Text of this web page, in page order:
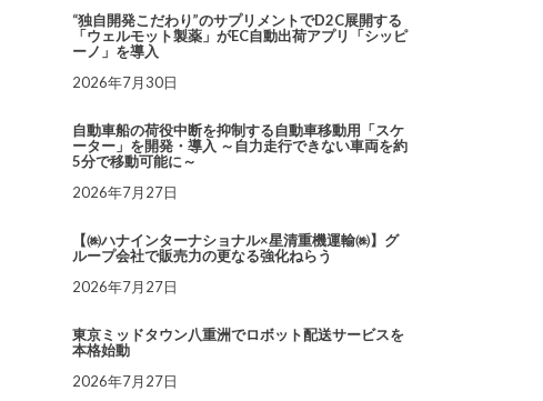
“独自開発こだわり”のサプリメントでD2C展開する
「ウェルモット製薬」がEC自動出荷アプリ「シッピ
ーノ」を導入
2026年7月30日
自動車船の荷役中断を抑制する自動車移動用「スケ
ーター」を開発・導入 ～自力走行できない車両を約
5分で移動可能に～
2026年7月27日
【㈱ハナインターナショナル×星清重機運輸㈱】グ
ループ会社で販売力の更なる強化ねらう
2026年7月27日
東京ミッドタウン八重洲でロボット配送サービスを
本格始動
2026年7月27日